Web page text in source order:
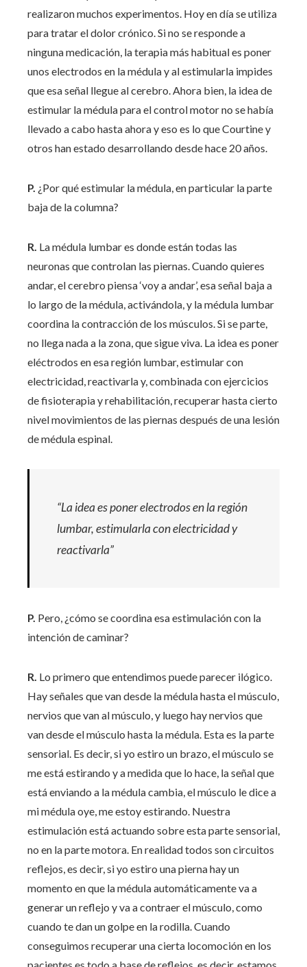
realizaron muchos experimentos. Hoy en día se utiliza
para tratar el dolor crónico. Si no se responde a
ninguna medicación, la terapia más habitual es poner
unos electrodos en la médula y al estimularla impides
que esa señal llegue al cerebro. Ahora bien, la idea de
estimular la médula para el control motor no se había
llevado a cabo hasta ahora y eso es lo que Courtine y
otros han estado desarrollando desde hace 20 años.
P. ¿Por qué estimular la médula, en particular la parte
baja de la columna?
R. La médula lumbar es donde están todas las
neuronas que controlan las piernas. Cuando quieres
andar, el cerebro piensa ‘voy a andar’, esa señal baja a
lo largo de la médula, activándola, y la médula lumbar
coordina la contracción de los músculos. Si se parte,
no llega nada a la zona, que sigue viva. La idea es poner
eléctrodos en esa región lumbar, estimular con
electricidad, reactivarla y, combinada con ejercicios
de fisioterapia y rehabilitación, recuperar hasta cierto
nivel movimientos de las piernas después de una lesión
de médula espinal.
“La idea es poner electrodos en la región
lumbar, estimularla con electricidad y
reactivarla”
P. Pero, ¿cómo se coordina esa estimulación con la
intención de caminar?
R. Lo primero que entendimos puede parecer ilógico.
Hay señales que van desde la médula hasta el músculo,
nervios que van al músculo, y luego hay nervios que
van desde el músculo hasta la médula. Esta es la parte
sensorial. Es decir, si yo estiro un brazo, el músculo se
me está estirando y a medida que lo hace, la señal que
está enviando a la médula cambia, el músculo le dice a
mi médula oye, me estoy estirando. Nuestra
estimulación está actuando sobre esta parte sensorial,
no en la parte motora. En realidad todos son circuitos
reflejos, es decir, si yo estiro una pierna hay un
momento en que la médula automáticamente va a
generar un reflejo y va a contraer el músculo, como
cuando te dan un golpe en la rodilla. Cuando
conseguimos recuperar una cierta locomoción en los